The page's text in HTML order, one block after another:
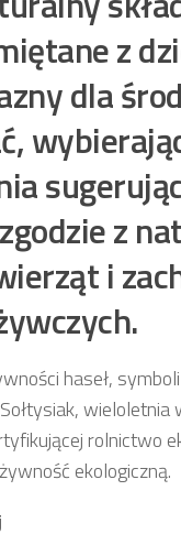
z
dla
z
i
haseł,
wieloletnia
rolnictwo
ekologiczną.